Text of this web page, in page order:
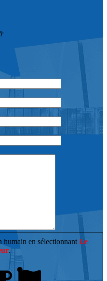
humain en sélectionnantLe
.